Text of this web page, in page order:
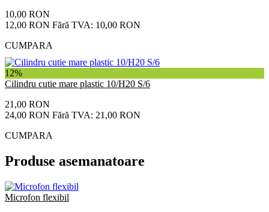
10,00 RON
12,00 RON Fără TVA: 10,00 RON
CUMPARA
12%
Cilindru cutie mare plastic 10/H20 S/6
21,00 RON
24,00 RON Fără TVA: 21,00 RON
CUMPARA
Produse asemanatoare
Microfon flexibil